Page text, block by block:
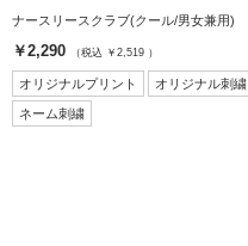
ナースリースクラブ(クール/男女兼用)
￥2,290 （税込 ￥2,519 ）
オリジナルプリント オリジナル刺繍
ネーム刺繍